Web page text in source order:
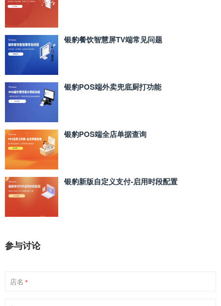
银豹餐饮智慧屏TV端常见问题
银豹POS端外卖兜底厨打功能
银豹POS端全店单据查询
银豹新版自定义支付‑启用时段配置
参与讨论
店名 *